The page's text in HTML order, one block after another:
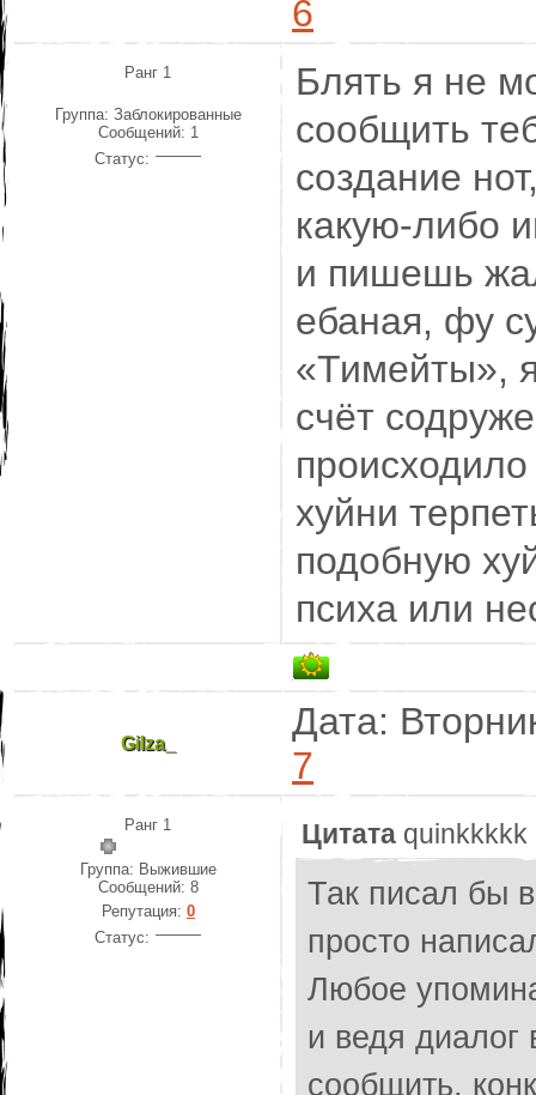
6
Ранг 1
Группа: Заблокированные
Сообщений: 1
Статус:
Блять я не
сообщить
создание
какую-либо
и пишешь
ебаная, фу
«Тимейты»,
счёт
хуйни
подобную
психа или
Gilza_
Дата:
7
Ранг 1
Группа: Выжившие
Сообщений: 8
Репутация: 0
Статус:
Цитата quinkkkkk
Так писал бы
просто
Любое
и ведя диалог
сообщить,